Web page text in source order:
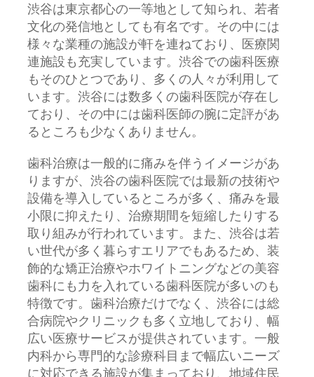
渋谷は東京都心の一等地として知られ、若者
文化の発信地としても有名です。 その中には
様々な業種の施設が軒を連ねており、医療関
連施設も充実しています。渋谷での歯科医療
もそのひとつであり、多くの人々が利用して
います。渋谷には数多くの歯科医院が存在し
ており、その中には歯科医師の腕に定評があ
るところも少なくありません。
歯科治療は一般的に痛みを伴うイメージがあ
りますが、渋谷の歯科医院では最新の技術や
設備を導入しているところが多く、痛みを最
小限に抑えたり、治療期間を短縮したりする
取り組みが行われています。また、渋谷は若
い世代が多く暮らすエリアでもあるため、装
飾的な矯正治療やホワイトニングなどの美容
歯科にも力を入れている歯科医院が多いのも
特徴です。歯科治療だけでなく、渋谷には総
合病院やクリニックも多く立地しており、幅
広い医療サービスが提供されています。一般
内科から専門的な診療科目まで幅広いニーズ